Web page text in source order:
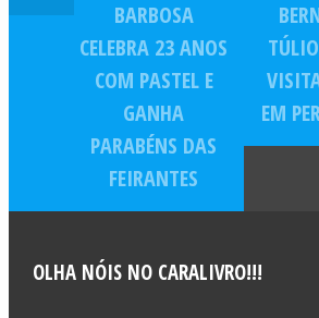
BARBOSA
CELEBRA 23 ANOS
COM PASTEL E
GANHA
PARABÉNS DAS
FEIRANTES
EM
OLHA NÓIS NO CARALIVRO!!!